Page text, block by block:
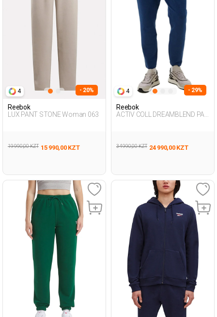
4 - 20%
Reebok
LUX PANT STONE Woman 063
19 990,00 KZT 15 990,00 KZT
4 - 29%
Reebok
ACTIV COLL DREAMBLEND PAN
34 990,00 KZT 24 990,00 KZT